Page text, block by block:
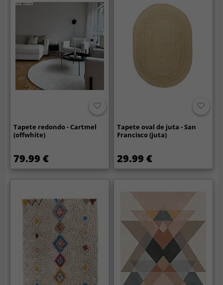
Tapete redondo - Cartmel
(offwhite)
79.99 €
Tapete oval de juta - San
Francisco (juta)
29.99 €